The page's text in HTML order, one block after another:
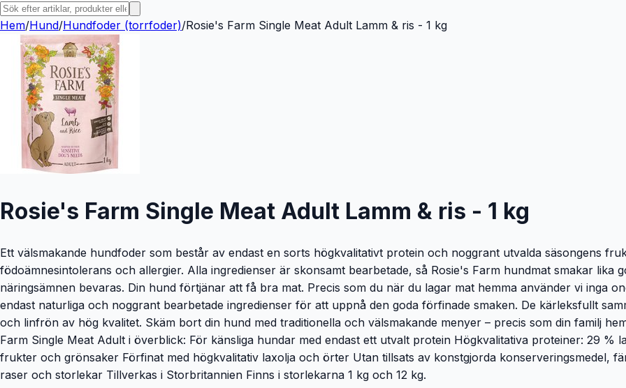
Hem/Hund/Hundfoder (torrfoder)/Rosie's Farm Single Meat Adult Lamm & ris - 1 kg
Rosie's Farm Single Meat Adult Lamm & ris - 1 kg
Ett välsmakande hundfoder som består av endast en sorts högkvalitativt protein och noggrant utvalda säsongens
födoämnesintolerans och allergier. Alla ingredienser är skonsamt bearbetade, så Rosie's Farm hundmat smakar lika
näringsämnen bevaras. Din hund förtjänar att få bra mat. Precis som du när du lagar mat hemma använder vi inga
endast naturliga och noggrant bearbetade ingredienser för att uppnå den goda förfinade smaken. De kärleksfullt
och linfrön av hög kvalitet. Skäm bort din hund med traditionella och välsmakande menyer – precis som din familj
Farm Single Meat Adult i överblick: För känsliga hundar med endast ett utvalt protein Högkvalitativa proteiner: 29 %
frukter och grönsaker Förfinat med högkvalitativ laxolja och örter Utan tillsats av konstgjorda konserveringsmedel,
raser och storlekar Tillverkas i Storbritannien Finns i storlekarna 1 kg och 12 kg.